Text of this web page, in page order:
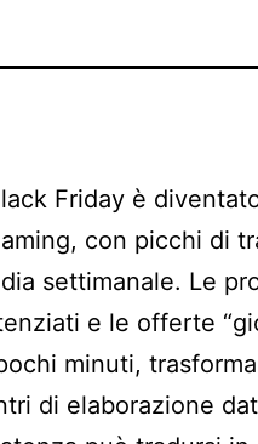
Friday è
con picchi di
settimanale. Le
e le offerte
minuti,
di elaborazione